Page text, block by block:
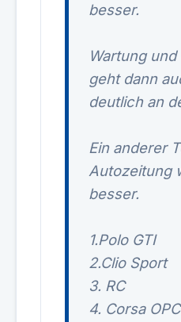
besser.
Wartung
geht dann
deutlich an
Ein anderer
Autozeitung
besser.
1.Polo GTI
2.Clio Sport
3. RC
4. Corsa OPC